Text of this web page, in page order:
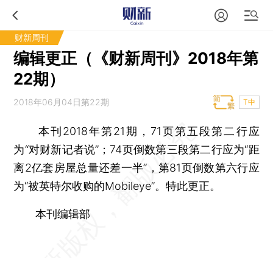
财新周刊
编辑更正（《财新周刊》2018年第
22期）
2018年06月04日第22期 T中
本刊2018年第21期，71页第五段第二行应
为“对财新记者说”；74页倒数第三段第二行应为“距
离2亿套房屋总量还差一半”，第81页倒数第六行应
为“被英特尔收购的Mobileye”。特此更正。
本刊编辑部